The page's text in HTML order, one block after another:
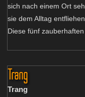
sich nach einem Ort
sie dem Alltag
Diese fünf zauberhaften
Trang
Trang